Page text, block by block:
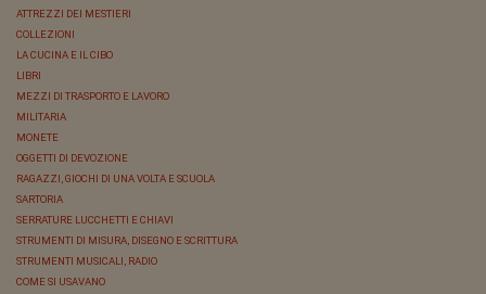
ATTREZZI DEI MESTIERI
COLLEZIONI
LA CUCINA E IL CIBO
LIBRI
MEZZI DI TRASPORTO E LAVORO
MILITARIA
MONETE
OGGETTI DI DEVOZIONE
RAGAZZI, GIOCHI DI UNA VOLTA E SCUOLA
SARTORIA
SERRATURE LUCCHETTI E CHIAVI
STRUMENTI DI MISURA, DISEGNO E SCRITTURA
STRUMENTI MUSICALI, RADIO
COME SI USAVANO